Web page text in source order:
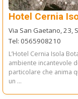
Hotel Cernia
Via San Gaetano, 23,
Tel: 0565908210
L’Hotel Cernia Isola
ambiente incantevole
particolare che anima
un ...